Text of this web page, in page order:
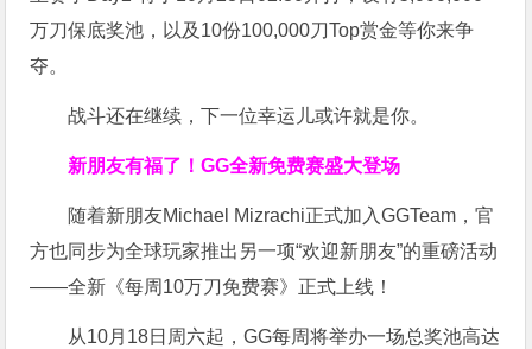
万刀保底奖池，以及10份100,000刀Top赏金等你来争
夺。
战斗还在继续，下一位幸运儿或许就是你。
新朋友有福了！GG全新免费赛盛大登场
随着新朋友Michael Mizrachi正式加入GGTeam，官
方也同步为全球玩家推出另一项“欢迎新朋友”的重磅活动
——全新《每周10万刀免费赛》正式上线！
从10月18日周六起，GG每周将举办一场总奖池高达